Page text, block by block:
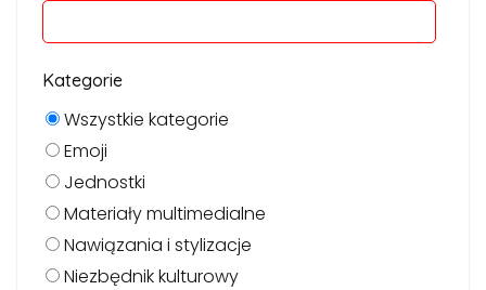
Kategorie
Wszystkie kategorie
Emoji
Jednostki
Materiały multimedialne
Nawiązania i stylizacje
Niezbędnik kulturowy